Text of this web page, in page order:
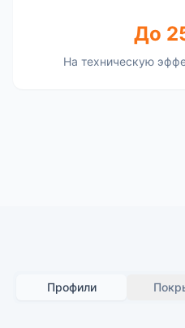
До
На техническую
Профили